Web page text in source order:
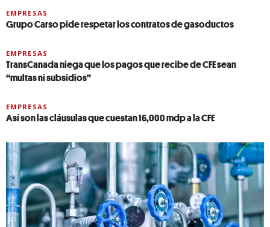
EMPRESAS
Grupo Carso pide respetar los contratos de gasoductos
EMPRESAS
TransCanada niega que los pagos que recibe de CFE sean
“multas ni subsidios”
EMPRESAS
Así son las cláusulas que cuestan 16,000 mdp a la CFE